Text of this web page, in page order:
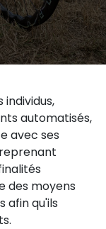
individus,
automatisés,
avec ses
des moyens
afin qu'ils